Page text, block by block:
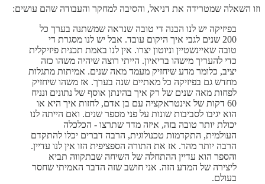
וזו השאלה שמטרידה את דניאל, והסיבה למחקר והעבודה שהם עושים:
בפיזיקה יש לנו הבנה די טובה שנראה שמשתנה בערך כל
200 שנים לגבי איך היקום עובד. אבל יש לנו מסגרת די
טובה שאיינשטיין וניוטון יצרו. אין לנו באמת תכנית פיזיקלית
כדי להעריך מישהו בריאיון. הייתי רוצה שיהיה משהו כזה
יציב, כלומר מדע שיחזיק מעמד מאה שנים. אמיתות מתגלות
מחדש גם בפיזיקה כל מאתיים שנה בערך. אז משהו שיחזיק
לפחות מאה שנים של רק איך בהינתן אוסף של נתונים ונניח
60 דקות של אינטראקציה עם בן אדם, לחזות איך היא או
הוא יגיבו לסביבות שונות על פני מספר שנים. ואם הייתה לנו
יכולת יותר טובה בזה, איזה מדד שתרצו - הכלכלה
העולמית, התקדמות טכנולוגית, הרבה דברים יכלו להתקדם
הרבה יותר מהר. אז את התורה הספציפית הזו אין לנו עדיין.
והספר הוא עדיין ההתחלה של השיחה שבתקווה תביא
ליצירה של המדע הזה. אני חושב שזה הדבר האמיתי שחסר
בעולם.